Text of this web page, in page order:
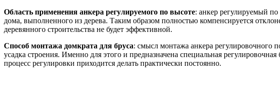
Область применения анкера регулируемого по высоте: анкер регулируемый по
дома, выполненного из дерева. Таким образом полностью компенсируется
деревянного строительства не будет эффективной.
Способ монтажа домкрата для бруса: смысл монтажа анкера регулировочного
усадка строения. Именно для этого и предназначена специальная
процесс регулировки приходится делать практически постоянно.